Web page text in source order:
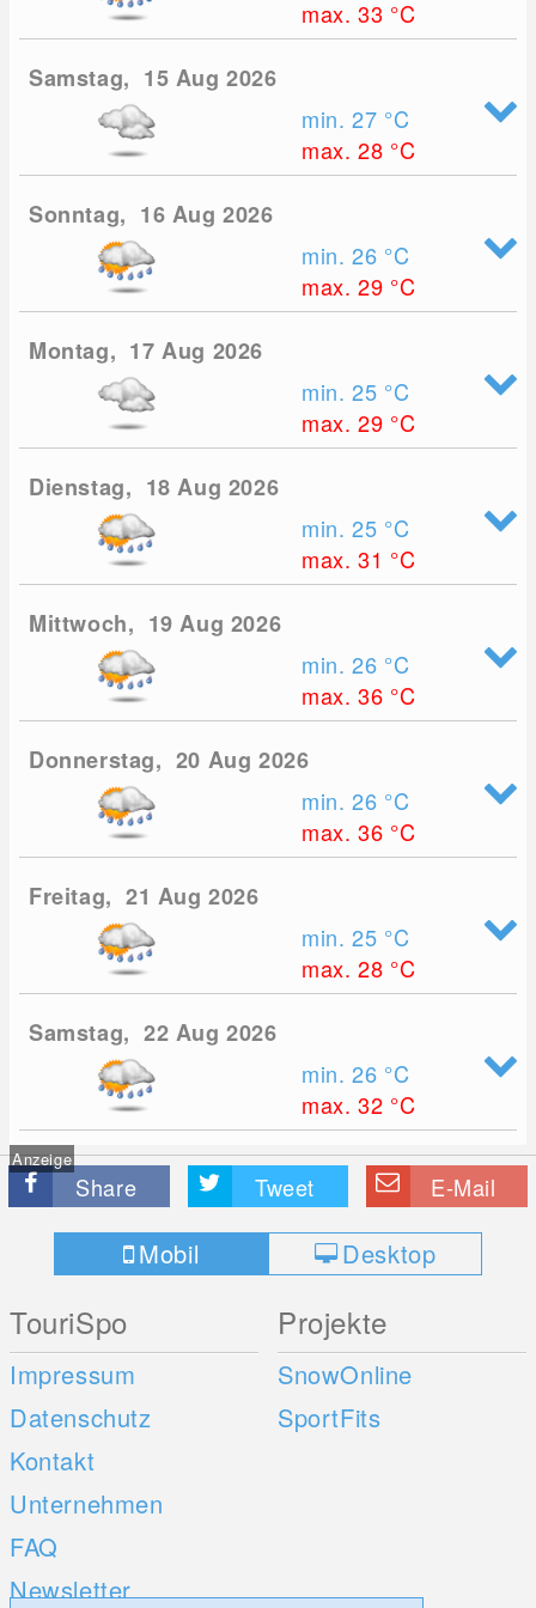
max. 33 °C
Samstag, 15 Aug 2026
min. 27 °C
max. 28 °C
Sonntag, 16 Aug 2026
min. 26 °C
max. 29 °C
Montag, 17 Aug 2026
min. 25 °C
max. 29 °C
Dienstag, 18 Aug 2026
min. 25 °C
max. 31 °C
Mittwoch, 19 Aug 2026
min. 26 °C
max. 36 °C
Donnerstag, 20 Aug 2026
min. 26 °C
max. 36 °C
Freitag, 21 Aug 2026
min. 25 °C
max. 28 °C
Samstag, 22 Aug 2026
min. 26 °C
max. 32 °C
Anzeige
Share Tweet E-Mail
Mobil Desktop
TouriSpo
Impressum
Datenschutz
Kontakt
Unternehmen
FAQ
Newsletter
Projekte
SnowOnline
SportFits